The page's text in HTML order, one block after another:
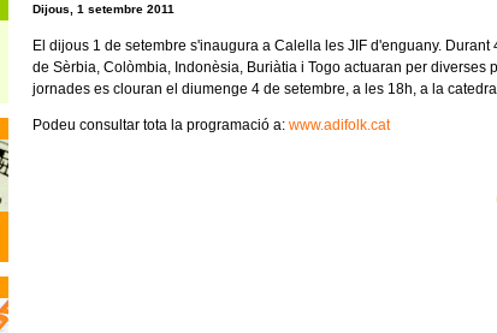
Dijous, 1 setembre 2011
El dijous 1 de setembre s'inaugura a Calella les JIF d'enguany.
de Sèrbia, Colòmbia, Indonèsia, Buriàtia i Togo actuaran per diverses
jornades es clouran el diumenge 4 de setembre, a les 18h, a la
Podeu consultar tota la programació a: www.adifolk.cat